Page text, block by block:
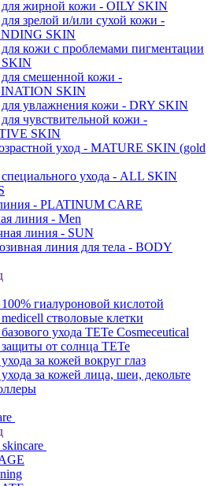
жирной кожи - OILY SKIN
зрелой и/или сухой кожи -
SKIN
кожи с проблемами пигментации
смешенной кожи -
SKIN
увлажнения кожи - DRY SKIN
чувствительной кожи -
SKIN
уход - MATURE SKIN (gold
ухода - ALL SKIN
- PLATINUM CARE
линия - Men
линия - SUN
линия для тела - BODY
гиалуроновой кислотой
стволовые клетки
ухода TETe Cosmeceutical
от солнца TETe
за кожей вокруг глаз
за кожей лица, шеи, декольте